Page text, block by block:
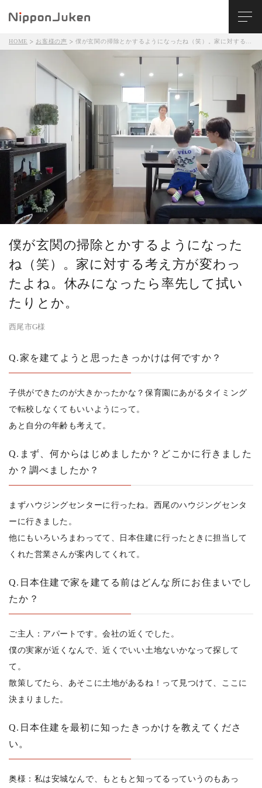
HOME お客様の声 僕が玄関の掃除とかするようになったね（笑）。家に対する考え方が変わったよね。休みになったら率先して拭いたりとか。
僕が玄関の掃除とかするようになった
ね（笑）。家に対する考え方が変わっ
たよね。休みになったら率先して拭い
たりとか。
西尾市G様
Q.家を建てようと思ったきっかけは何ですか？
子供ができたのが大きかったかな？保育園にあがるタイミング
で転校しなくてもいいようにって。
あと自分の年齢も考えて。
Q.まず、何からはじめましたか？どこかに行きました
か？調べましたか？
まずハウジングセンターに行ったね。西尾のハウジングセンタ
ーに行きました。
他にもいろいろまわってて、日本住建に行ったときに担当して
くれた営業さんが案内してくれて。
Q.日本住建で家を建てる前はどんな所にお住まいでし
たか？
ご主人：アパートです。会社の近くでした。
僕の実家が近くなんで、近くでいい土地ないかなって探して
て。
散策してたら、あそこに土地があるね！って見つけて、ここに
決まりました。
Q.日本住建を最初に知ったきっかけを教えてくださ
い。
奥様：私は安城なんで、もともと知ってるっていうのもあっ